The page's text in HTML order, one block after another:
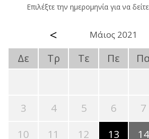
Επιλέξτε την ημερομηνία για να
< Μάιος 2021
Δε Τρ Τε Πε
3
4 5 6 7
10
11 12 13 14